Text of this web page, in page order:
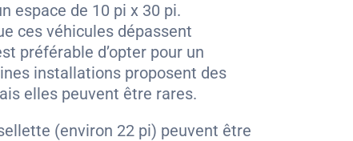
espace de 10 pi x 30 pi.
ces véhicules dépassent
préférable d’opter pour un
installations proposent des
elles peuvent être rares.
(environ 22 pi) peuvent être